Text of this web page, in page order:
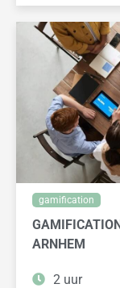
gamification
ARNHEM
2 uur